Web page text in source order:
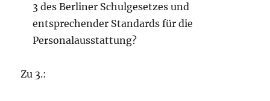
3 des Berliner Schulgesetzes und
entsprechender Standards für die
Personalausstattung?
Zu 3.: